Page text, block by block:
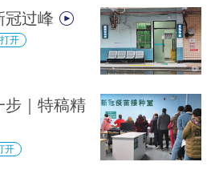
冠过峰
开
步｜特稿精
开